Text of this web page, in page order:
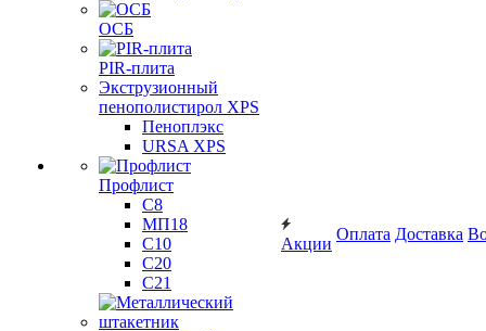
ОСБ
PIR-плита
Экструзионный
пенополистирол XPS
Пеноплэкс
URSA XPS
Профлист
С8
МП18
С10
С20
С21
Акции
Оплата Доставка